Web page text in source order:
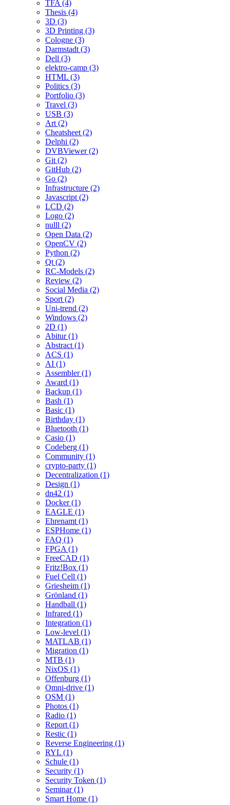
TFA (4)
Thesis (4)
3D (3)
3D Printing (3)
Cologne (3)
Darmstadt (3)
Dell (3)
elektro-camp (3)
HTML (3)
Politics (3)
Portfolio (3)
Travel (3)
USB (3)
Art (2)
Cheatsheet (2)
Delphi (2)
DVBViewer (2)
Git (2)
GitHub (2)
Go (2)
Infrastructure (2)
Javascript (2)
LCD (2)
Logo (2)
nulll (2)
Open Data (2)
OpenCV (2)
Python (2)
Qt (2)
RC-Models (2)
Review (2)
Social Media (2)
Sport (2)
Uni-trend (2)
Windows (2)
2D (1)
Abitur (1)
Abstract (1)
ACS (1)
AI (1)
Assembler (1)
Award (1)
Backup (1)
Bash (1)
Basic (1)
Birthday (1)
Bluetooth (1)
Casio (1)
Codeberg (1)
Community (1)
crypto-party (1)
Decentralization (1)
Design (1)
dn42 (1)
Docker (1)
EAGLE (1)
Ehrenamt (1)
ESPHome (1)
FAQ (1)
FPGA (1)
FreeCAD (1)
Fritz!Box (1)
Fuel Cell (1)
Griesheim (1)
Grönland (1)
Handball (1)
Infrared (1)
Integration (1)
Low-level (1)
MATLAB (1)
Migration (1)
MTB (1)
NixOS (1)
Offenburg (1)
Omni-drive (1)
OSM (1)
Photos (1)
Radio (1)
Report (1)
Restic (1)
Reverse Engineering (1)
RYL (1)
Schule (1)
Security (1)
Security Token (1)
Seminar (1)
Smart Home (1)